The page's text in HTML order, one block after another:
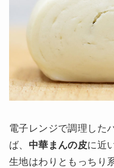
電子レンジで調理した
ば、 中華まんの皮に近
生地はわりともっちり